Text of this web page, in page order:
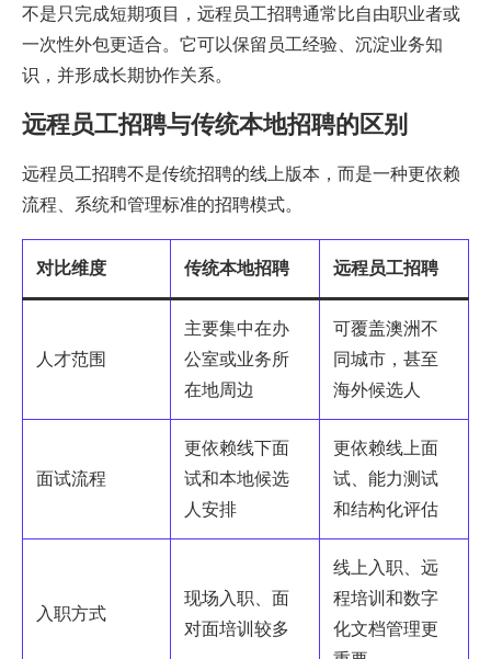
不是只完成短期项目，远程员工招聘通常比自由职业者或
一次性外包更适合。它可以保留员工经验、沉淀业务知
识，并形成长期协作关系。
远程员工招聘与传统本地招聘的区别
远程员工招聘不是传统招聘的线上版本，而是一种更依赖
流程、系统和管理标准的招聘模式。
对比维度 传统本地招聘 远程员工招聘
人才范围
主要集中在办
公室或业务所
在地周边
可覆盖澳洲不
同城市，甚至
海外候选人
面试流程
更依赖线下面
试和本地候选
人安排
更依赖线上面
试、能力测试
和结构化评估
入职方式
现场入职、面
对面培训较多
线上入职、远
程培训和数字
化文档管理更